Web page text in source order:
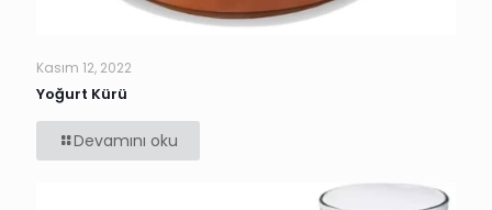
Kasım 12, 2022
Yoğurt Kürü
Devamını oku